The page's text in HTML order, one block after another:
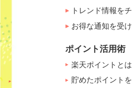
トレンド情報を
お得な通知を受
ポイント活用術
楽天ポイントとは
貯めたポイント